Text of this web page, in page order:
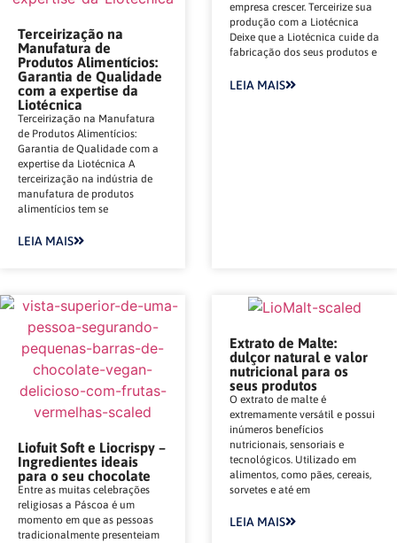
Terceirização na
Manufatura de
Produtos Alimentícios:
Garantia de Qualidade
com a expertise da
Liotécnica
Terceirização na Manufatura
de Produtos Alimentícios:
Garantia de Qualidade com a
expertise da Liotécnica A
terceirização na indústria de
manufatura de produtos
alimentícios tem se
LEIA MAIS
empresa crescer. Terceirize sua
produção com a Liotécnica
Deixe que a Liotécnica cuide da
fabricação dos seus produtos e
LEIA MAIS
Liofuit Soft e Liocrispy –
Ingredientes ideais
para o seu chocolate
Entre as muitas celebrações
religiosas a Páscoa é um
momento em que as pessoas
tradicionalmente presenteiam
Extrato de Malte:
dulçor natural e valor
nutricional para os
seus produtos
O extrato de malte é
extremamente versátil e possui
inúmeros benefícios
nutricionais, sensoriais e
tecnológicos. Utilizado em
alimentos, como pães, cereais,
sorvetes e até em
LEIA MAIS